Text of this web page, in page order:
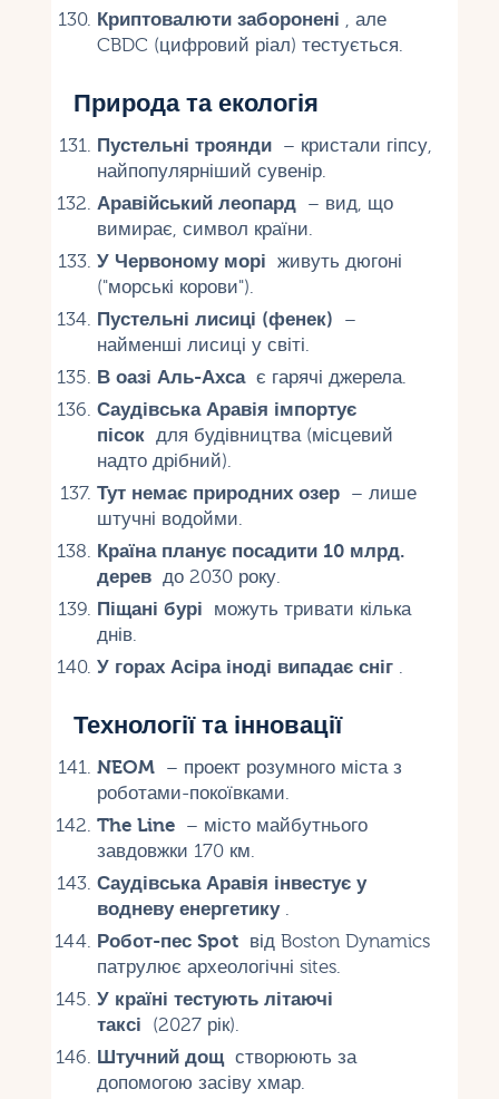
Криптовалюти заборонені , але
CBDC (цифровий ріал) тестується.
Природа та екологія
Пустельні троянди– кристали гіпсу,
найпопулярніший сувенір.
Аравійський леопард– вид, що
вимирає, символ країни.
У Червоному морі живуть дюгоні
("морські корови").
Пустельні лисиці (фенек) –
найменші лисиці у світі.
В оазі Аль-Ахсає гарячі джерела.
Саудівська Аравія імпортує
пісокдля будівництва (місцевий
надто дрібний).
Тут немає природних озер– лише
штучні водойми.
Країна планує посадити 10 млрд.
деревдо 2030 року.
Піщані бурі можуть тривати кілька
днів.
У горах Асіра іноді випадає сніг.
Технології та інновації
NEOM– проект розумного міста з
роботами-покоївками.
The Line– місто майбутнього
завдовжки 170 км.
Саудівська Аравія інвестує у
водневу енергетику.
Робот-пес Spotвід Boston Dynamics
патрулює археологічні sites.
У країні тестують літаючі
таксі (2027 рік).
Штучний дощстворюють за
допомогою засіву хмар.